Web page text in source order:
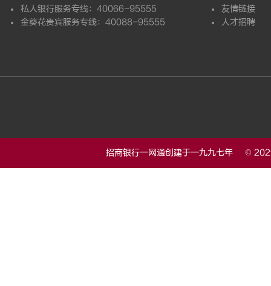
私人银行服务专线：40066-95555
金葵花贵宾服务专线：40088-95555
友情链接
人才招聘
招商银行一网通创建于一九九七年 ©